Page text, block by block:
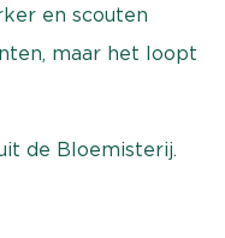
en scouten
maar het loopt
de Bloemisterij.